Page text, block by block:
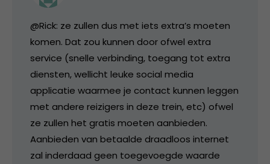
@Rick: ze zullen dus met iets extra’s moeten
komen. Dat zou kunnen door ofwel extra
service (snelle verbinding, toegang tot extra
diensten, wellicht leuke social media
applicatie waarmee je contact kunnen leggen
met andere reizigers in deze trein, etc) ofwel
ze zullen het gratis moeten aanbieden.
Aanbieden van betaalde draadloos internet
zal inderdaad geen toegevoegde waarde